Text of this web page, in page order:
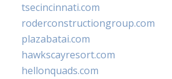
tsecincinnati.com
roderconstructiongroup.com
plazabatai.com
hawkscayresort.com
hellonquads.com